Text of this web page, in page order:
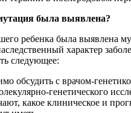
была выявлена?
ребенка была выявлена
характер
следующее:
обсудить с врачом-
генетического
какое клиническое и